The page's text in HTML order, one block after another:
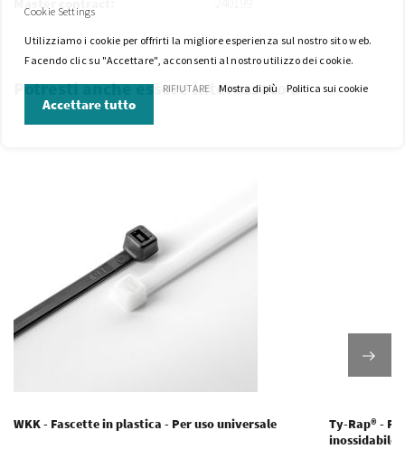
Potresti anche essere interessato a
WKK - Fascette in plastica - Per uso universale
Ty-Rap® -
inossidabile
Cookie Settings
Utilizziamo i cookie per offrirti la migliore esperienza sul nostro sito web.
Facendo clic su "Accettare", acconsenti al nostro utilizzo dei cookie.
Accettare tutto
RIFIUTARE Mostra di più Politica sui cookie